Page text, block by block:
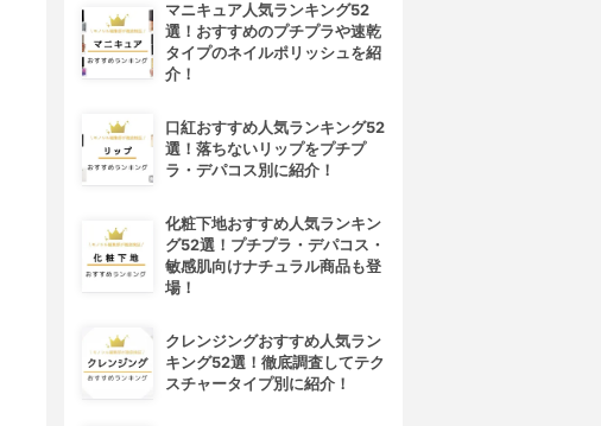
マニキュア人気ランキング52
選！おすすめのプチプラや速乾
タイプのネイルポリッシュを紹
介！
口紅おすすめ人気ランキング52
選！落ちないリップをプチプ
ラ・デパコス別に紹介！
化粧下地おすすめ人気ランキン
グ52選！プチプラ・デパコス・
敏感肌向けナチュラル商品も登
場！
クレンジングおすすめ人気ラン
キング52選！徹底調査してテク
スチャータイプ別に紹介！